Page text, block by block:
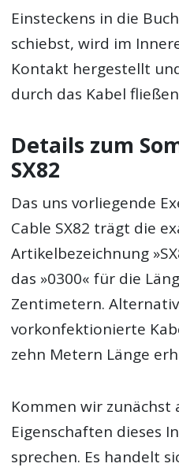
Einsteckens in die
schiebst, wird im
Kontakt hergestellt
durch das Kabel
Details zum
SX82
Das uns vorliegende
Cable SX82 trägt die
Artikelbezeichnung
das »0300« für die
Zentimetern.
vorkonfektionierte
zehn Metern Länge
Kommen wir
Eigenschaften dieses
sprechen. Es handelt